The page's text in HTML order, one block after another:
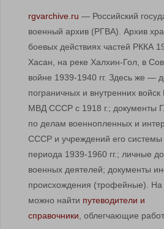
rgvarchive.ru — Российский
военный архив (РГВА). Архив
боевых действиях частей РККА
Хасан, на реке Халхин-Гол, в
войне 1939-1940 гг. Здесь же —
пограничных и внутренних
МВД СССР с 1918 г.; документы
по делам военнопленных и
СССР и учреждений его
периода 1939-1960 гг.; личные
военных деятелей; документы
происхождения (трофейные). На
можно найти путеводители и
справочники , облегчающие